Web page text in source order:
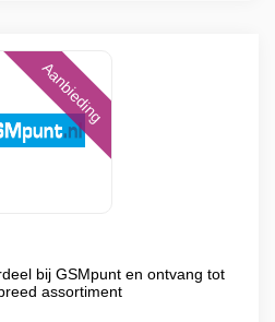
Aanbieding
bij GSMpunt en ontvang tot
assortiment